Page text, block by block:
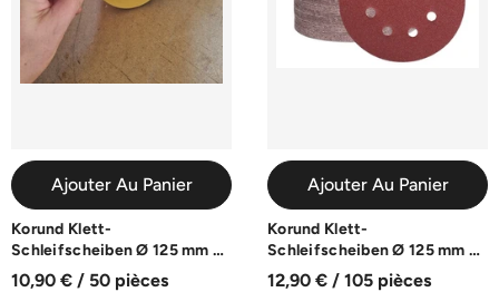
Ajouter Au Panier
Korund Klett-
Schleifscheiben Ø 125 mm 8-
Loch | 50 Stück | K40-K240
10,90 € / 50 pièces
Ajouter Au Panier
Korund Klett-
Schleifscheiben Ø 125 mm 8-
Loch | 105 Stück | K40-K600
12,90 € / 105 pièces